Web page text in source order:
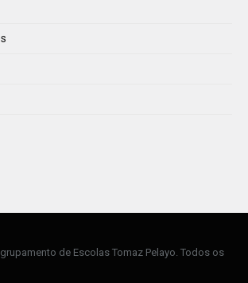
de Escolas Tomaz Pelayo. Todos os